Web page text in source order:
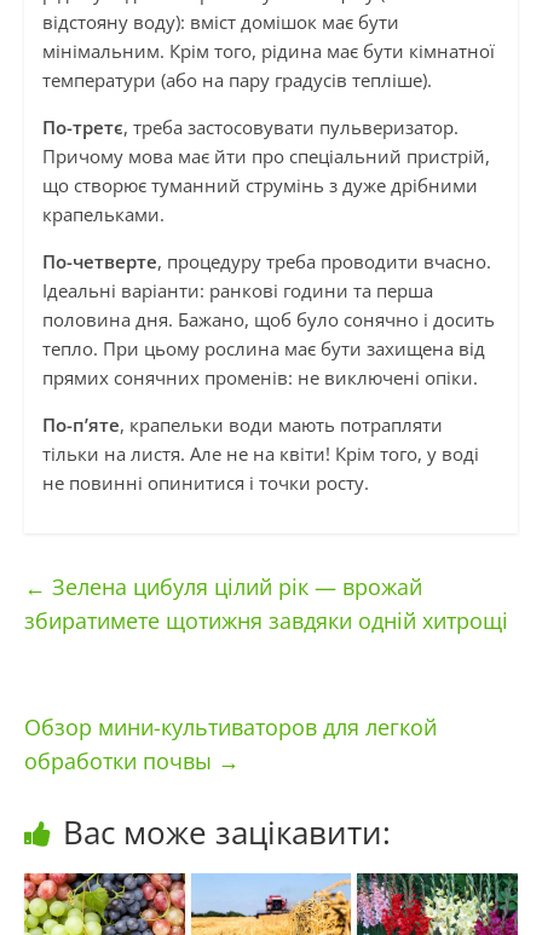
відстояну воду): вміст домішок має бути
мінімальним. Крім того, рідина має бути кімнатної
температури (або на пару градусів тепліше).
По-третє, треба застосовувати пульверизатор.
Причому мова має йти про спеціальний пристрій,
що створює туманний струмінь з дуже дрібними
крапельками.
По-четверте, процедуру треба проводити вчасно.
Ідеальні варіанти: ранкові години та перша
половина дня. Бажано, щоб було сонячно і досить
тепло. При цьому рослина має бути захищена від
прямих сонячних променів: не виключені опіки.
По-п’яте, крапельки води мають потрапляти
тільки на листя. Але не на квіти! Крім того, у воді
не повинні опинитися і точки росту.
← Зелена цибуля цілий рік — врожай
збиратимете щотижня завдяки одній хитрощі
Обзор мини-культиваторов для легкой
обработки почвы →
Вас може зацікавити: